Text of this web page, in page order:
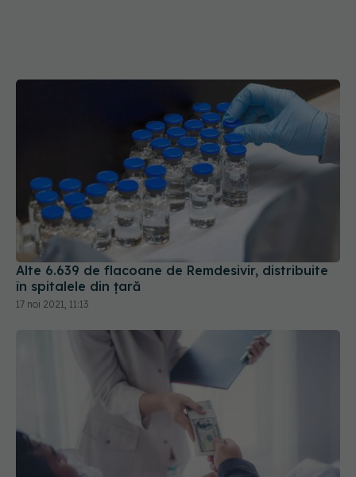
Alte 6.639 de flacoane de Remdesivir, distribuite
în spitalele din țară
17 noi 2021, 11:13